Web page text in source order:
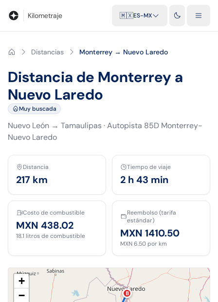
Kilometraje 🇲🇽ES-MX
Distancias Monterrey → Nuevo Laredo
Distancia de Monterrey a
Nuevo Laredo
Muy buscada
Nuevo León → Tamaulipas·Autopista 85D Monterrey-
Nuevo Laredo
Distancia
217 km
Tiempo de viaje
2 h 43 min
Costo de combustible
MXN 438.02
18.1 litros de combustible
Reembolso (tarifa
estándar)
MXN 1410.50
MXN 6.50 por km
B
+
−